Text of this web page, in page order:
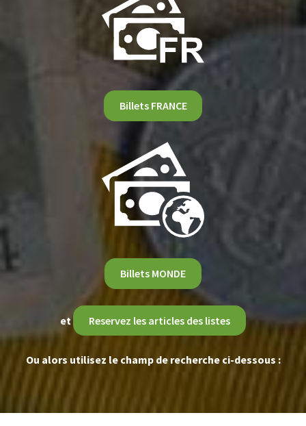
Billets FRANCE
Billets MONDE
et Reservez les articles des listes
Ou alors utilisez le champ de recherche ci-dessous :